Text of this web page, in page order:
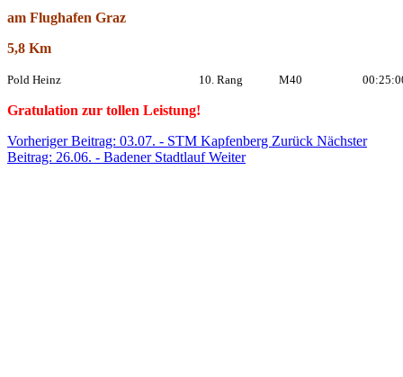
am Flughafen Graz
5,8 Km
Pold Heinz 10. Rang M40
Gratulation zur tollen Leistung!
Vorheriger Beitrag: 03.07. - STM Kapfenberg Zurück Nächster
Beitrag: 26.06. - Badener StadtlaufWeiter